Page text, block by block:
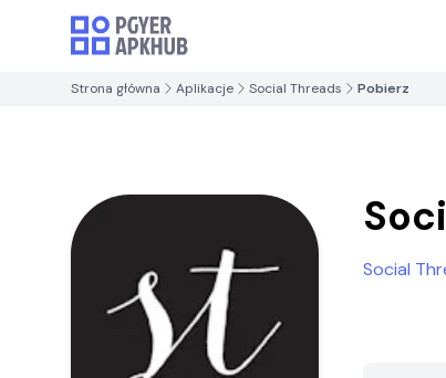
Strona główna Aplikacje Social Threads Pobierz
Social